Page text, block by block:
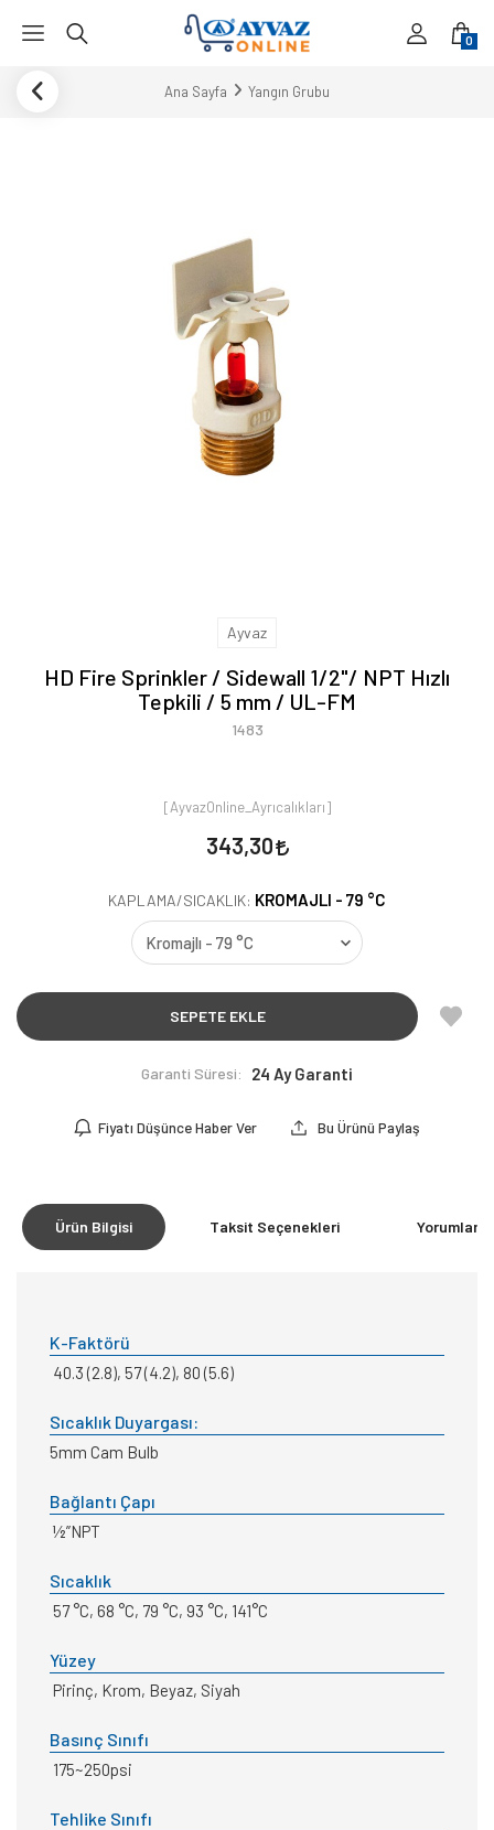
0
Ana Sayfa Yangın Grubu
Ayvaz
HD Fire Sprinkler / Sidewall 1/2"/ NPT Hızlı
Tepkili / 5 mm / UL-FM
1483
[AyvazOnline_Ayrıcalıkları]
343,30
KAPLAMA/SICAKLIK: KROMAJLI - 79 °C
SEPETE EKLE
Garanti Süresi: 24 Ay Garanti
Fiyatı Düşünce Haber Ver Bu Ürünü Paylaş
Ürün Bilgisi Taksit Seçenekleri Yorumlar
K-Faktörü
40.3 (2.8), 57 (4.2), 80 (5.6)
Sıcaklık Duyargası:
5mm Cam Bulb
Bağlantı Çapı
½”NPT
Sıcaklık
57 °C, 68 °C, 79 °C, 93 °C, 141°C
Yüzey
Pirinç, Krom, Beyaz, Siyah
Basınç Sınıfı
175~250psi
Tehlike Sınıfı